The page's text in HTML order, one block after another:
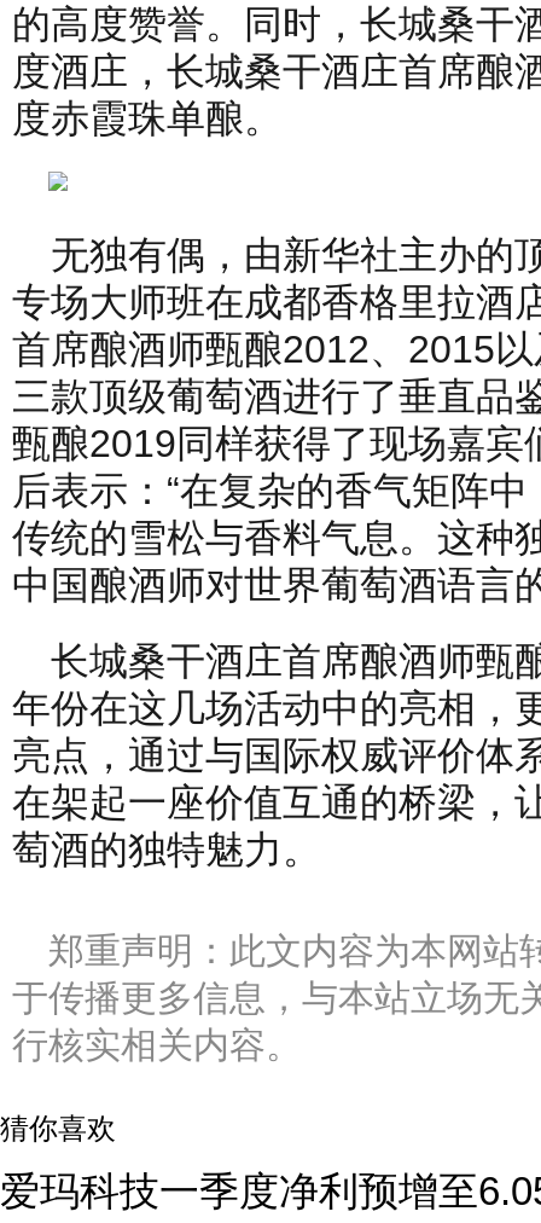
的高度赞誉。同时，长城桑干
度酒庄，长城桑干酒庄首席酿
度赤霞珠单酿。
无独有偶，由新华社主办的
专场大师班在成都香格里拉酒
首席酿酒师甄酿2012、2015
三款顶级葡萄酒进行了垂直品
甄酿2019同样获得了现场嘉
后表示：“在复杂的香气矩阵
传统的雪松与香料气息。这种
中国酿酒师对世界葡萄酒语言
长城桑干酒庄首席酿酒师甄
年份在这几场活动中的亮相，
亮点，通过与国际权威评价体
在架起一座价值互通的桥梁，
萄酒的独特魅力。
郑重声明：此文内容为本网站
于传播更多信息，与本站立场无
行核实相关内容。
猜你喜欢
爱玛科技一季度净利预增至